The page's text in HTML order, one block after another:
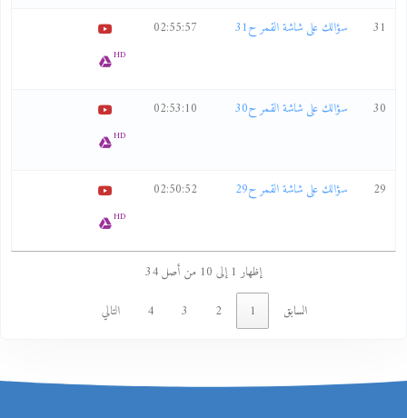
31 سؤالك على شاشة القمر ح31 02:55:57
HD
30 سؤالك على شاشة القمر ح30 02:53:10
HD
29 سؤالك على شاشة القمر ح29 02:50:52
HD
إظهار 1 إلى 10 من أصل 34
السابق
التالي